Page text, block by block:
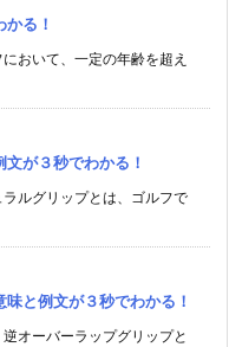
る！
おいて、一定の年齢を超え
文が３秒でわかる！
ラルグリップとは、ゴルフで
味と例文が３秒でわかる！
オーバーラップグリップと